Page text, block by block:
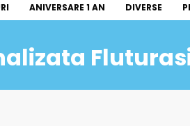
ANIVERSARE 1 AN DIVERSE